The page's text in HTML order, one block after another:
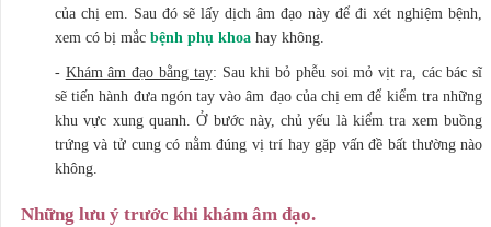
của chị em. Sau đó sẽ lấy dịch âm đạo này để đi xét nghiệm bệnh,
xem có bị mắc bệnh phụ khoahay không.
- Khám âm đạo bằng tay: Sau khi bỏ phễu soi mỏ vịt ra, các bác sĩ
sẽ tiến hành đưa ngón tay vào âm đạo của chị em để kiểm tra những
khu vực xung quanh. Ở bước này, chủ yếu là kiểm tra xem buồng
trứng và tử cung có nằm đúng vị trí hay gặp vấn đề bất thường nào
không.
Những lưu ý trước khi khám âm đạo.